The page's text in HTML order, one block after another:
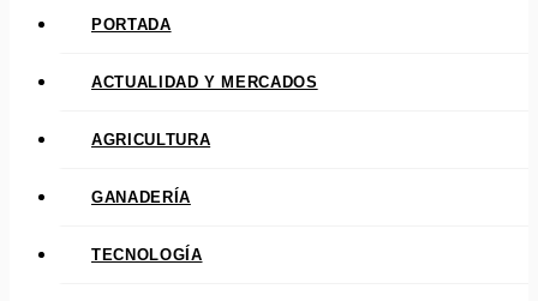
PORTADA
ACTUALIDAD Y MERCADOS
AGRICULTURA
GANADERÍA
TECNOLOGÍA